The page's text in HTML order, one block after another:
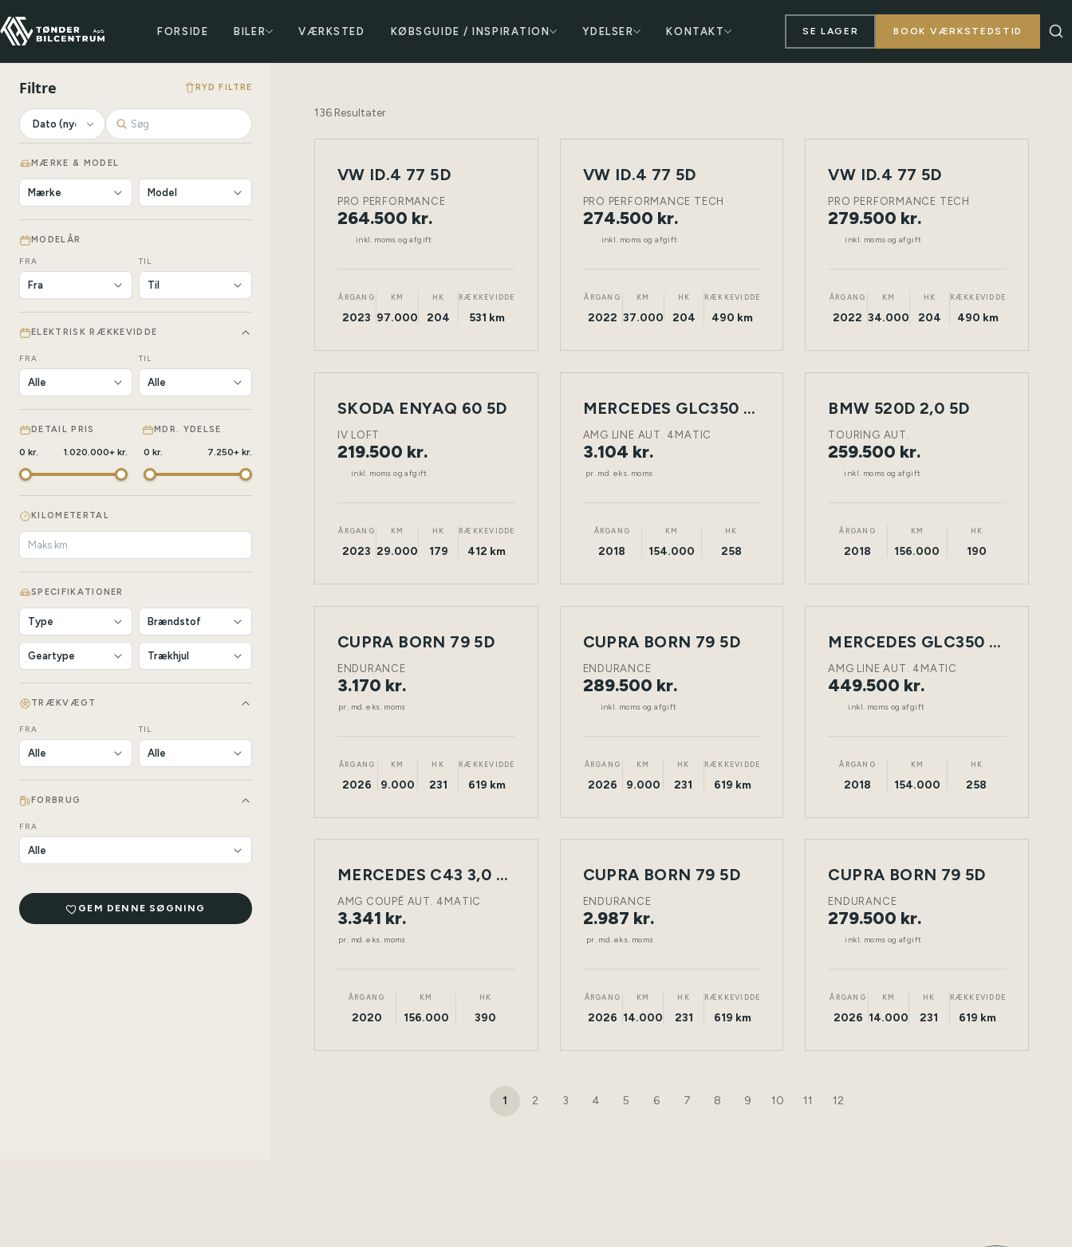
FORSIDE BILER VÆRKSTED KØBSGUIDE / INSPIRATION YDELSER KONTAKT SE LAGER BOOK VÆRKSTEDSTID
Filtre RYD FILTRE
MÆRKE & MODEL
MODELÅR
FRA TIL
ELEKTRISK RÆKKEVIDDE
FRA TIL
DETAIL PRIS MDR. YDELSE
0 kr. 1.020.000+ kr. 0 kr. 7.250+ kr.
KILOMETERTAL
SPECIFIKATIONER
TRÆKVÆGT
FRA TIL
FORBRUG
FRA
GEM DENNE SØGNING
136Resultater
NY
ELEKTRISK
VW ID.4 77 5D
PRO PERFORMANCE
264.500 kr.
inkl. moms og afgift
ÅRGANG
2023
KM
97.000
HK
204
RÆKKEVIDDE
531 km
NY
ELEKTRISK
VW ID.4 77 5D
PRO PERFORMANCE TECH
274.500 kr.
inkl. moms og afgift
ÅRGANG
2022
KM
37.000
HK
204
RÆKKEVIDDE
490 km
NY
ELEKTRISK
VW ID.4 77 5D
PRO PERFORMANCE TECH
279.500 kr.
inkl. moms og afgift
ÅRGANG
2022
KM
34.000
HK
204
RÆKKEVIDDE
490 km
NY
ELEKTRISK TØNDER
SKODA ENYAQ 60 5D
IV LOFT
219.500 kr.
inkl. moms og afgift
ÅRGANG
2023
KM
29.000
HK
179
RÆKKEVIDDE
412 km
LEASING
NY
DIESEL TØNDER
MERCEDES GLC350 D 3,0 5D
AMG LINE AUT. 4MATIC
3.104 kr.
pr. md. eks. moms
ÅRGANG
2018
KM
154.000
HK
258
NY
DIESEL TØNDER
BMW 520D 2,0 5D
TOURING AUT.
259.500 kr.
inkl. moms og afgift
ÅRGANG
2018
KM
156.000
HK
190
LEASING
NY
ELEKTRISK TØNDER
CUPRA BORN 79 5D
ENDURANCE
3.170 kr.
pr. md. eks. moms
ÅRGANG
2026
KM
9.000
HK
231
RÆKKEVIDDE
619 km
NY
ELEKTRISK TØNDER
CUPRA BORN 79 5D
ENDURANCE
289.500 kr.
inkl. moms og afgift
ÅRGANG
2026
KM
9.000
HK
231
RÆKKEVIDDE
619 km
NY
DIESEL TØNDER
MERCEDES GLC350 D 3,0 5D
AMG LINE AUT. 4MATIC
449.500 kr.
inkl. moms og afgift
ÅRGANG
2018
KM
154.000
HK
258
LEASING
NY
BENZIN TØNDER
MERCEDES C43 3,0 2D
AMG COUPÉ AUT. 4MATIC
3.341 kr.
pr. md. eks. moms
ÅRGANG
2020
KM
156.000
HK
390
LEASING
NY
ELEKTRISK TØNDER
CUPRA BORN 79 5D
ENDURANCE
2.987 kr.
pr. md. eks. moms
ÅRGANG
2026
KM
14.000
HK
231
RÆKKEVIDDE
619 km
NY
ELEKTRISK TØNDER
CUPRA BORN 79 5D
ENDURANCE
279.500 kr.
inkl. moms og afgift
ÅRGANG
2026
KM
14.000
HK
231
RÆKKEVIDDE
619 km
1 2 3 4 5 6 7 8 9 10 11 12